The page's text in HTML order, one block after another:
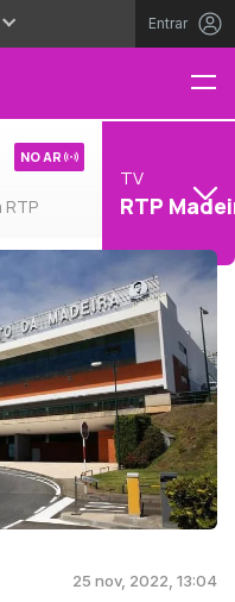
Entrar
NO AR
TV
RTP
25 nov, 2022, 13:04